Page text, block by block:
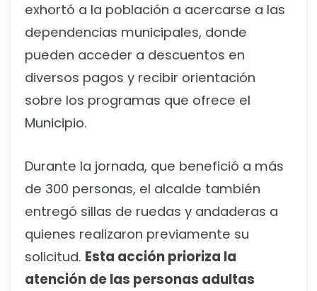
exhortó a la población a acercarse a las
dependencias municipales, donde
pueden acceder a descuentos en
diversos pagos y recibir orientación
sobre los programas que ofrece el
Municipio.
Durante la jornada, que benefició a más
de 300 personas, el alcalde también
entregó sillas de ruedas y andaderas a
quienes realizaron previamente su
solicitud. Esta acción prioriza la
atención de las personas adultas